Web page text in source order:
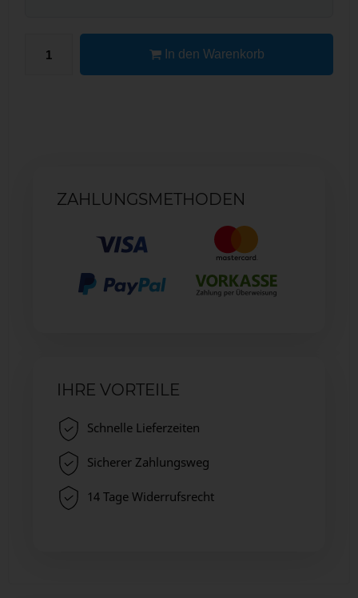
In den Warenkorb
ZAHLUNGSMETHODEN
IHRE VORTEILE
Schnelle Lieferzeiten
Sicherer Zahlungsweg
14 Tage Widerrufsrecht